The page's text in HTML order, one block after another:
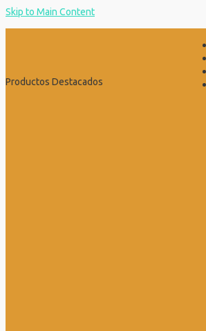
Skip to Main Content
Productos Destacados